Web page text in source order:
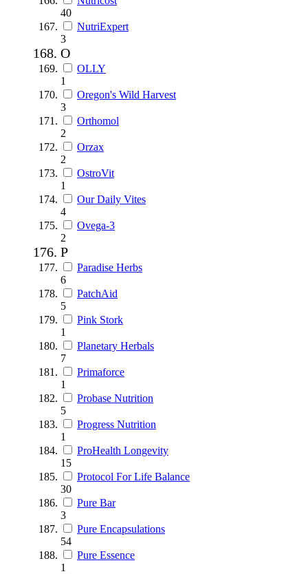
40
NutriExpert
3
O
OLLY
1
Oregon's Wild Harvest
3
Orthomol
2
Orzax
2
OstroVit
1
Our Daily Vites
4
Ovega-3
2
P
Paradise Herbs
6
PatchAid
5
Pink Stork
1
Planetary Herbals
7
Primaforce
1
Probase Nutrition
5
Progress Nutrition
1
ProHealth Longevity
15
Protocol For Life Balance
30
Pure Bar
3
Pure Encapsulations
54
Pure Essence
1